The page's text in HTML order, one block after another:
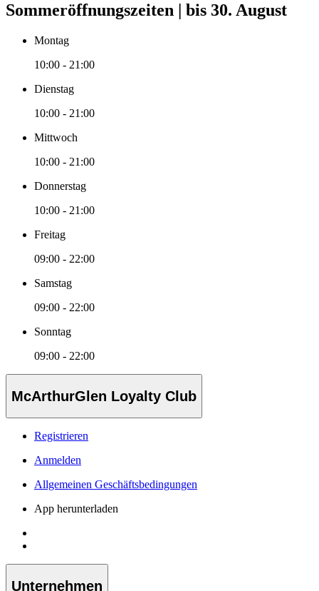
Sommeröffnungszeiten | bis 30. August
Montag
10:00 - 21:00
Dienstag
10:00 - 21:00
Mittwoch
10:00 - 21:00
Donnerstag
10:00 - 21:00
Freitag
09:00 - 22:00
Samstag
09:00 - 22:00
Sonntag
09:00 - 22:00
McArthurGlen Loyalty Club
Registrieren
Anmelden
Allgemeinen Geschäftsbedingungen
App herunterladen
Unternehmen